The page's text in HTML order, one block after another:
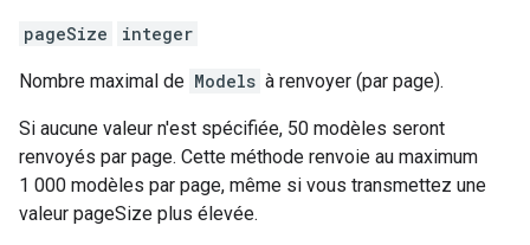
pageSize integer
Nombre maximal de Models à renvoyer (par page).
Si aucune valeur n'est spécifiée, 50 modèles seront
renvoyés par page. Cette méthode renvoie au maximum
1 000 modèles par page, même si vous transmettez une
valeur pageSize plus élevée.